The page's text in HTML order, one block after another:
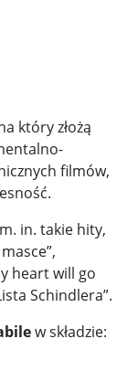
który złożą
filmów,
in. takie hity,
heart will go
Schindlera”.
w składzie: